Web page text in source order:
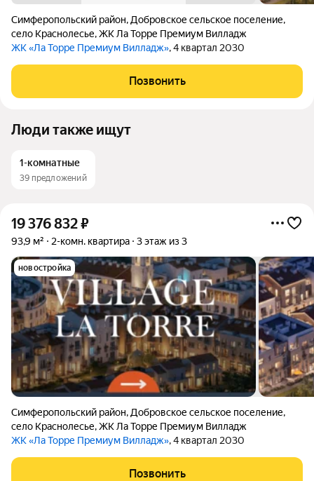
Симферопольский район, Добровское сельское поселение,
село Краснолесье,ЖК Ла Торре Премиум Вилладж
ЖК «Ла Торре Премиум Вилладж», 4 квартал 2030
Позвонить
Люди также ищут
1-комнатные
39 предложений
19 376 832₽
93,9 м² 2-комн. квартира 3 этаж из 3
новостройка
Симферопольский район, Добровское сельское поселение,
село Краснолесье,ЖК Ла Торре Премиум Вилладж
ЖК «Ла Торре Премиум Вилладж», 4 квартал 2030
Позвонить